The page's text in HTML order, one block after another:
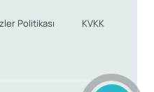
Politikası KVKK